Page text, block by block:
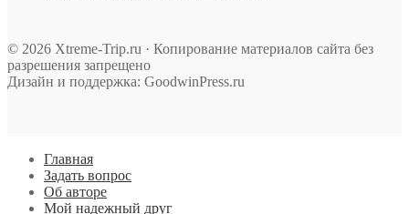
© 2026 Xtreme-Trip.ru · Копирование материалов сайта без
разрешения запрещено
Дизайн и поддержка: GoodwinPress.ru
Главная
Задать вопрос
Об авторе
Мой надежный друг